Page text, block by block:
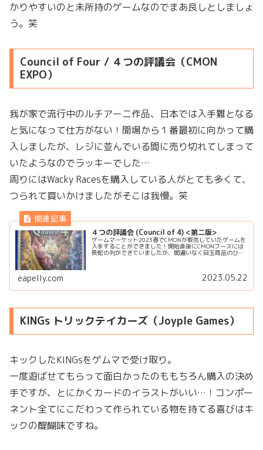
かりやすいのと未所持のゲームなのでまあ良しとしましょ
う。笑
Council of Four / ４つの評議会（CMON
EXPO）
我が家で流行中のルチアーニ作品、日本では入手難となる
と気になって仕方がない！開場から１番最初に向かって購
入しましたが、レジに並んでいる間に売り切れてしまって
いたようなのでラッキーでした…
周りにはWacky Racesを購入している人がとても多くて、
つられて買いかけましたがそこは我慢。笑
４つの評議会 (Council of 4) <第二版>
ゲームマーケット2023春でCMONが販売していたゲームを
入手することができました！開始直後にCMONブースには
長蛇の列ができていましたが、間違いなく目玉商品のひと
eapelly.com 2023.05.22
KINGs トリックテイカーズ（Joyple Games）
キックしたKINGsをゲムマで受け取り。
一度遊ばせてもらって面白かったのももちろん購入の決め
手ですが、とにかくカードのイラストがいい…！コンポー
ネント全てにこだわって作られている物を持てる喜びはキ
ックの醍醐味ですね。